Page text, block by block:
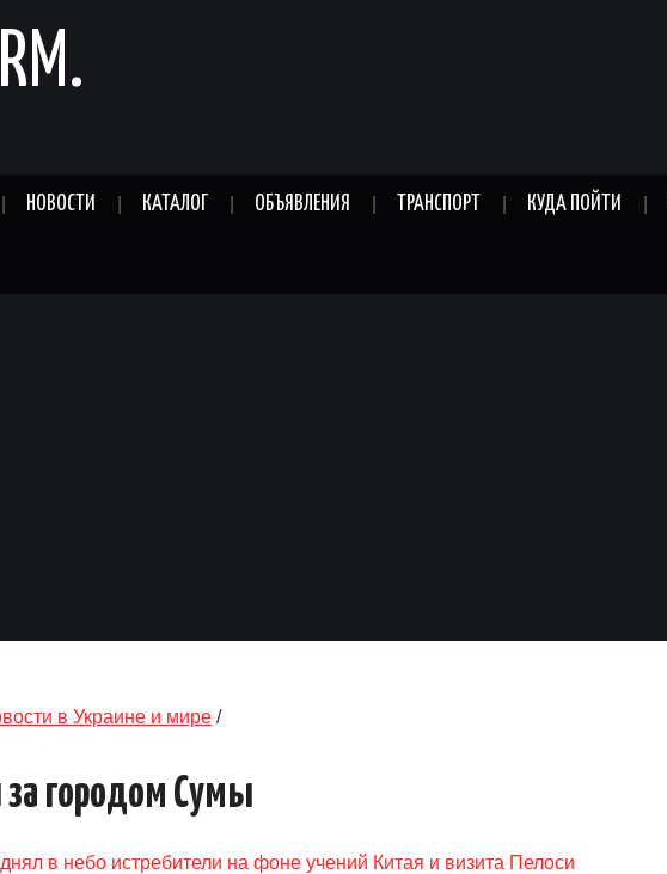
НОВОСТИ КАТАЛОГ ОБЪЯВЛЕНИЯ ТРАНСПОРТ КУДА ПОЙТИ
в Украине и мире /
за городом Сумы
в небо истребители на фоне учений Китая и визита Пелоси